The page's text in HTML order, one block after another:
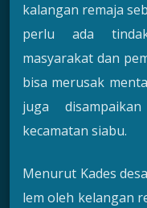
kalangan remaja
perlu ada
masyarakat dan
bisa merusak
juga
kecamatan siabu.
Menurut Kades
lem oleh kelangan